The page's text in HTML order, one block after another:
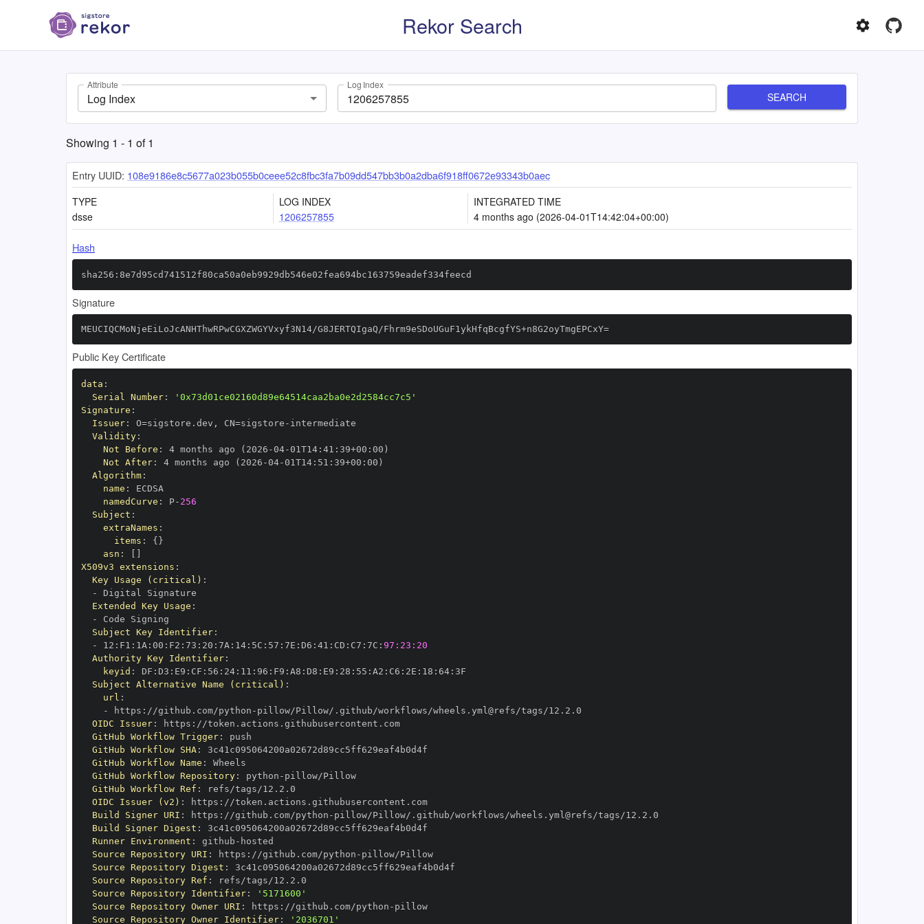
Rekor Search
Attribute
Log Index
Log Index
SEARCH
Showing 1 - 1 of1
Entry UUID: 108e9186e8c5677a023b055b0ceee52c8fbc3fa7b09dd547bb3b0a2dba6f918ff0672e93343b0aec
TYPE
dsse
LOG INDEX
1206257855
INTEGRATED TIME
4 months ago (2026-04-01T14:42:04+00:00)
Hash
sha256:8e7d95cd741512f80ca50a0eb9929db546e02fea694bc163759eadef334feecd
Signature
MEUCIQCMoNjeEiLoJcANHThwRPwCGXZWGYVxyf3N14/G8JERTQIgaQ/Fhrm9eSDoUGuF1ykHfqBcgfYS+n8G2oyTmgEPCxY=
Public Key Certificate
data :
Serial Number:
'0x73d01ce02160d89e64514caa2ba0e2d2584cc7c5'
Signature :
Issuer: O=sigstore.dev , CN=sigstore -
Validity:
Not Before : 4 months ago (2026 -04-01T14: 41 : 39+00 :
Not After: 4 months ago (2026 -04-01T14: 51 : 39+00 :
Algorithm:
name :
namedCurve : P- 256
Subject :
extraNames :
items : { }
asn :
X509v3 extensions :
Key Usage (critical) :
-
Extended Key Usage :
-
Subject Key Identifier:
-
12 : F1 : 1A : 00 : F2 : 73 : 20 : 7A : 14: 5C : 57 : 7E : D6 : 41 : CD : C7 : 7C : 97:23:20
Authority Key Identifier:
keyid : DF : D3 : E9 : CF : 56 : 24: 11 : 96 : F9 : A8 : D8 : E9 : 28 : 55 : A2 : C6 : 2E : 18 : 64:
Subject Alternative Name (critical) :
url :
-
https : //github.com/python -
OIDC Issuer: https :
//token.actions.githubusercontent.com
GitHub Workflow Trigger:
GitHub Workflow SHA:
GitHub Workflow Name :
GitHub Workflow Repository: python -
pillow/Pillow
GitHub Workflow Ref :
OIDC Issuer (v2) : https :
//token.actions.githubusercontent.com
Build Signer URI : https : //github.com/python -
Build Signer Digest :
Runner Environment : github -
Source Repository URI : https : //github.com/python -
pillow/Pillow
Source Repository Digest :
Source Repository Ref :
Source Repository Identifier:
'5171600'
Source Repository Owner URI : https : //github.com/python -
pillow
Source Repository Owner Identifier: '2036701'